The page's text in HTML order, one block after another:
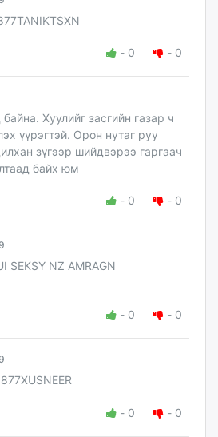
- 0 - 0
Хуулийг засгийн газар ч
үүрэгтэй. Орон нутаг руу
зүгээр шийдвэрээ гаргаач
байх юм
- 0 - 0
SEKSY NZ AMRAGN
- 0 - 0
- 0 - 0